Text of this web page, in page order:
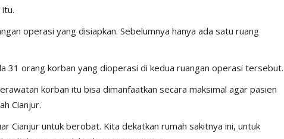
operasi yang disiapkan. Sebelumnya hanya ada satu ruang
31 orang korban yang dioperasi di kedua ruangan operasi tersebut.
korban itu bisa dimanfaatkan secara maksimal agar pasien
Cianjur.
Cianjur untuk berobat. Kita dekatkan rumah sakitnya ini, untuk